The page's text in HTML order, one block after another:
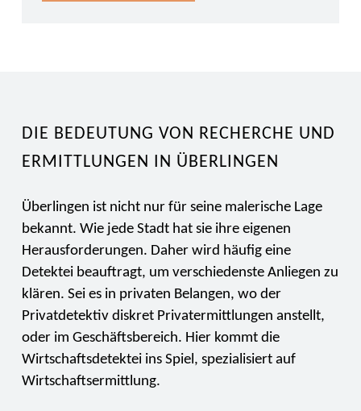
DIE BEDEUTUNG VON RECHERCHE UND
ERMITTLUNGEN IN ÜBERLINGEN
Überlingen ist nicht nur für seine malerische Lage
bekannt. Wie jede Stadt hat sie ihre eigenen
Herausforderungen. Daher wird häufig eine
Detektei beauftragt, um verschiedenste Anliegen zu
klären. Sei es in privaten Belangen, wo der
Privatdetektiv diskret Privatermittlungen anstellt,
oder im Geschäftsbereich. Hier kommt die
Wirtschaftsdetektei ins Spiel, spezialisiert auf
Wirtschaftsermittlung.